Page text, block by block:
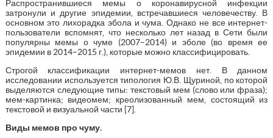
Распространившиеся мемы о коронавирусной инфекции
затронули и другие эпидемии, встречавшиеся человечеству. В
основном это лихорадка эбола и чума. Однако не все интернет-
пользователи вспомнят, что несколько лет назад в Сети были
популярны мемы о чуме (2007–2014) и эболе (во время ее
эпидемии в 2014–2015 г.), которые можно классифицировать.
Строгой классификации интернет-мемов нет. В данном
исследовании используется типология Ю.В. Щуриной, по которой
выделяются следующие типы: текстовый мем (слово или фраза);
мем-картинка; видеомем; креолизованный мем, состоящий из
текстовой и визуальной части [7].
Виды мемов про чуму.